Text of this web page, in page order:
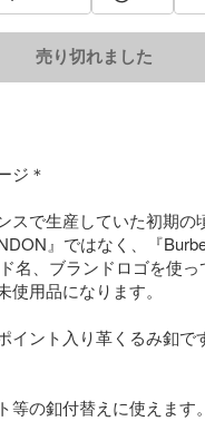
売り切れました
ジ＊
スで生産していた初期の
』ではなく、『
名、ブランドロゴを使っ
用品になります。
イント入り革くるみ釦で
等の釦付替えに使えます。